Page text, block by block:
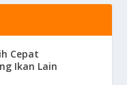
Cepat
Ikan Lain